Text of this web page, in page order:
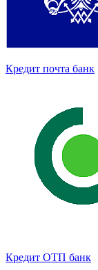
Кредит почта банк
Кредит ОТП банк